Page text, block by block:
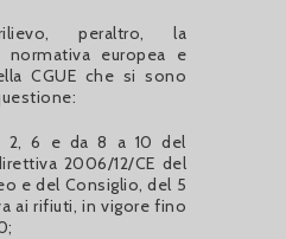
peraltro, la
normativa europea e
CGUE che si sono
2, 6 e da 8 a 10 del
2006/12/CE del
e del Consiglio, del 5
ai rifiuti, in vigore fino